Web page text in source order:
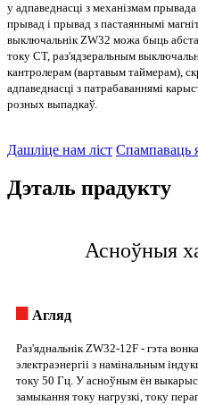
у адпаведнасці з механізмам
прывад і прывад з пастаяннымі
выключальнік ZW32 можа быць
току CT, раз'ядзеральным
кантролерам (вартавым таймерам),
адпаведнасці з патрабаваннямі
розных выпадкаў.
Дашліце нам ліст Спампаваць
Дэталь прадукту
Асноўныя
Агляд
Раз'яднальнік ZW32-12F - гэта
электраэнергіі з намінальным
току 50 Гц. У асноўным ён
замыкання току нагрузкі, току